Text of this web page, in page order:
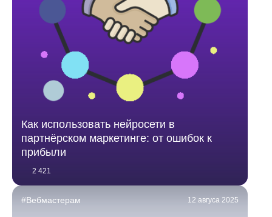
Как использовать нейросети в
партнёрском маркетинге: от ошибок к
прибыли
2 421
#Вебмастерам 12 авгуса 2025